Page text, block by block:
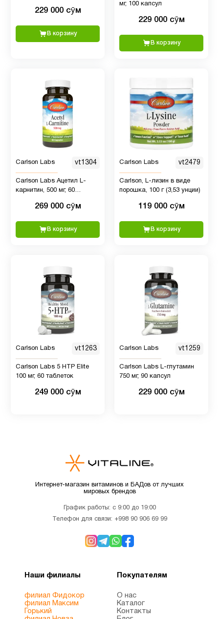
Витамин
3
Детская
омега 3
4
Детская
омега 3
, Рыбий
мультивитамины
1
Деятельность
мозга
Для
Для
5
похудения
5
Иммунитет 17
229 000 сӯм
В корзину
мг, 100 капсул
229 000 сӯм
В корзину
Carlson Labs vt1304
Carlson Labs Ацетил L-
карнитин, 500 мг, 60
269 000 сӯм
В корзину
Carlson Labs vt2479
Carlson, L-лизин в виде
порошка, 100 г (3,53 унции)
119 000 сӯм
В корзину
Carlson Labs vt1263
Carlson Labs 5 HTP Elite
100 мг, 60 таблеток
249 000 сӯм
Carlson Labs vt1259
Carlson Labs L-глутамин
750 мг, 90 капсул
229 000 сӯм
Интернет-магазин витаминов и БАДов от лучших
мировых брендов
График работы: с 9:00 до 19:00
Телефон для связи: +998 90 906 69 99
Наши филиалы
филиал Фидокор
филиал Максим
Горький
Покупателям
О нас
Каталог
Контакты